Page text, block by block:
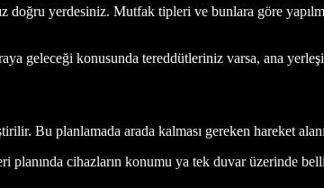
yerdesiniz. Mutfak tipleri ve bunlara göre
geleceği konusunda tereddütleriniz varsa, ana
Bu planlamada arada kalması gereken hareket
planında cihazların konumu ya tek duvar üzerinde